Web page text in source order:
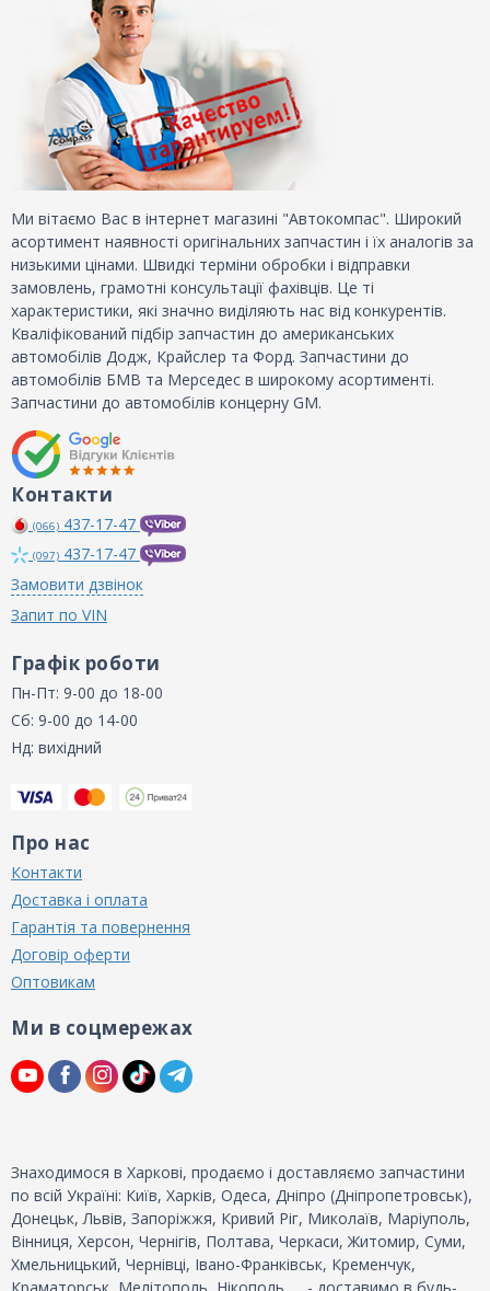
Ми вітаємо Вас в інтернет магазині "Автокомпас". Широкий
асортимент наявності оригінальних запчастин і їх аналогів за
низькими цінами. Швидкі терміни обробки і відправки
замовлень, грамотні консультації фахівців. Це ті
характеристики, які значно виділяють нас від конкурентів.
Кваліфікований підбір запчастин до американських
автомобілів Додж, Крайслер та Форд. Запчастини до
автомобілів БМВ та Мерседес в широкому асортименті.
Запчастини до автомобілів концерну GM.
Контакти
(066) 437-17-47
(097) 437-17-47
Замовити дзвінок
Запит по VIN
Графік роботи
Пн-Пт: 9-00 до 18-00
Сб: 9-00 до 14-00
Нд: вихідний
Про нас
Контакти
Доставка і оплата
Гарантія та повернення
Договір оферти
Оптовикам
Ми в соцмережах
Знаходимося в Харкові, продаємо і доставляємо запчастини
по всій Україні: Київ, Харків, Одеса, Дніпро (Дніпропетровськ),
Донецьк, Львів, Запоріжжя, Кривий Ріг, Миколаїв, Маріуполь,
Вінниця, Херсон, Чернігів, Полтава, Черкаси, Житомир, Суми,
Хмельницький, Чернівці, Івано-Франківськ, Кременчук,